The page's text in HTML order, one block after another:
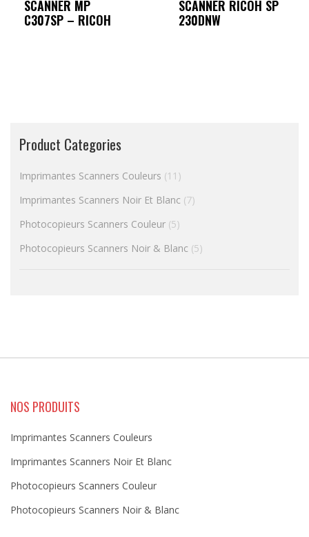
SCANNER MP
C307SP – RICOH
SCANNER RICOH SP
230DNW
Product Categories
Imprimantes Scanners Couleurs (11)
Imprimantes Scanners Noir Et Blanc (7)
Photocopieurs Scanners Couleur (5)
Photocopieurs Scanners Noir & Blanc (5)
NOS PRODUITS
Imprimantes Scanners Couleurs
Imprimantes Scanners Noir Et Blanc
Photocopieurs Scanners Couleur
Photocopieurs Scanners Noir & Blanc